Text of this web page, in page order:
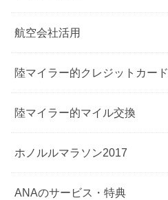
航空会社活用
陸マイラー的クレジットカード
陸マイラー的マイル交換
ホノルルマラソン2017
ANAのサービス・特典